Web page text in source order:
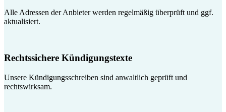
Alle Adressen der Anbieter werden regelmäßig überprüft und ggf.
aktualisiert.
Rechtssichere Kündigungstexte
Unsere Kündigungsschreiben sind anwaltlich geprüft und
rechtswirksam.